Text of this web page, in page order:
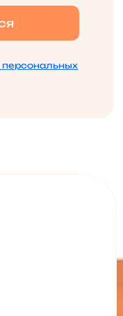
персональных